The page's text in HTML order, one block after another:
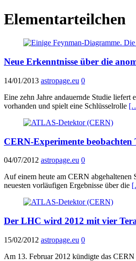
Elementarteilchen
Neue Erkenntnisse über die
14/01/2013 astropage.eu 0
Eine zehn Jahre andauernde Studie
vorhanden und spielt eine Schlüsselrolle
CERN-Experimente beobachten
04/07/2012 astropage.eu 0
Auf einem heute am CERN
neuesten vorläufigen Ergebnisse über die
Der LHC wird 2012 mit vier
15/02/2012 astropage.eu 0
Am 13. Februar 2012 kündigte das